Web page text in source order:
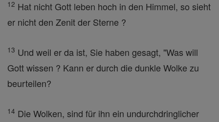
12 Hat nicht Gott leben hoch in den Himmel, so sieht
er nicht den Zenit der Sterne ?
13 Und weil er da ist, Sie haben gesagt, "Was will
Gott wissen ? Kann er durch die dunkle Wolke zu
beurteilen?
14 Die Wolken, sind für ihn ein undurchdringlicher